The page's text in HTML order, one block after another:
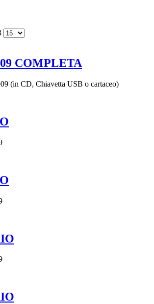
COMPLETA
(in CD, Chiavetta USB o cartaceo)